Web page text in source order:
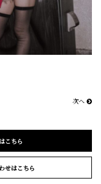
次へ
こちら
せはこちら